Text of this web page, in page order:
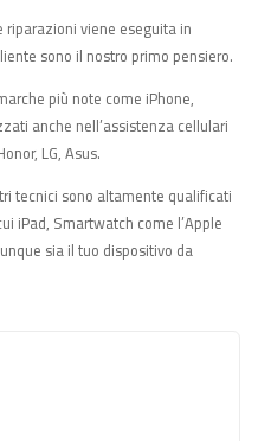
viene eseguita in
sono il nostro primo pensiero.
più note come iPhone,
anche nell’assistenza cellulari
LG, Asus.
tecnici sono altamente qualificati
iPad, Smartwatch come l’Apple
sia il tuo dispositivo da